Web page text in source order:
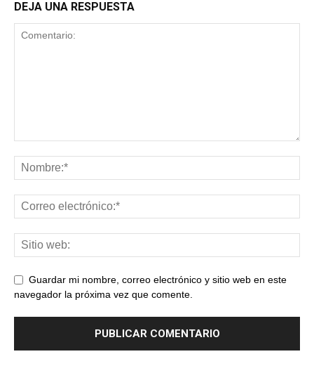
DEJA UNA RESPUESTA
Guardar mi nombre, correo electrónico y sitio web en este
navegador la próxima vez que comente.